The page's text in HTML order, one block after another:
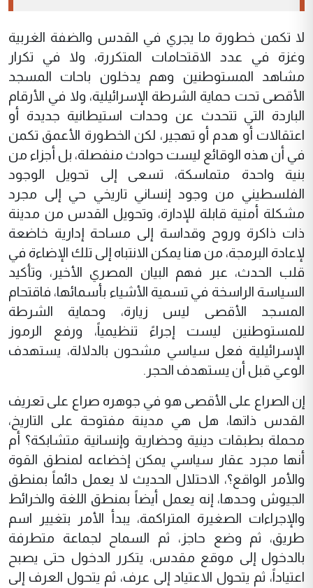
لا تكمن خطورة ما يجري في القدس والضفة الغربية
وغزة في عدد الاقتحامات المتكررة، ولا في تكرار
مشاهد المستوطنين وهم يدخلون باحات المسجد
الأقصى تحت حماية الشرطة الإسرائيلية، ولا في الأرقام
الباردة التي تتحدث عن وحدات استيطانية جديدة أو
اعتقالات أو هدم أو تهجير، لكن الخطورة الأعمق تكمن
في أن هذه الوقائع ليست حوادث منفصلة، بل أجزاء من
بنية واحدة متماسكة، تسعى إلى تحويل الوجود
الفلسطيني من وجود إنساني تاريخي حي إلى مجرد
مشكلة أمنية قابلة للإدارة، وتحويل القدس من مدينة
ذات ذاكرة وروح وقداسة إلى مساحة إدارية خاضعة
لإعادة البرمجة، من هنا يمكن الانتباه إلى تلك الإضاءة في
قلب الحدث، عبر فهم البيان المصري الأخير، وتأكيد
السياسة الراسخة في تسمية الأشياء بأسمائها، فاقتحام
المسجد الأقصى ليس زيارة، وحماية الشرطة
للمستوطنين ليست إجراءً تنظيمياً، ورفع الرموز
الإسرائيلية فعل سياسي مشحون بالدلالة، يستهدف
الوعي قبل أن يستهدف الحجر.
إن الصراع على الأقصى هو في جوهره صراع على تعريف
القدس ذاتها، هل هي مدينة مفتوحة على التاريخ،
محملة بطبقات دينية وحضارية وإنسانية متشابكة؟ أم
أنها مجرد عقار سياسي يمكن إخضاعه لمنطق القوة
والأمر الواقع؟، الاحتلال الحديث لا يعمل دائماً بمنطق
الجيوش وحدها، إنه يعمل أيضاً بمنطق اللغة والخرائط
والإجراءات الصغيرة المتراكمة، يبدأ الأمر بتغيير اسم
طريق، ثم وضع حاجز، ثم السماح لجماعة متطرفة
بالدخول إلى موقع مقدس، يتكرر الدخول حتى يصبح
اعتياداً، ثم يتحول الاعتياد إلى عرف، ثم يتحول العرف إلى